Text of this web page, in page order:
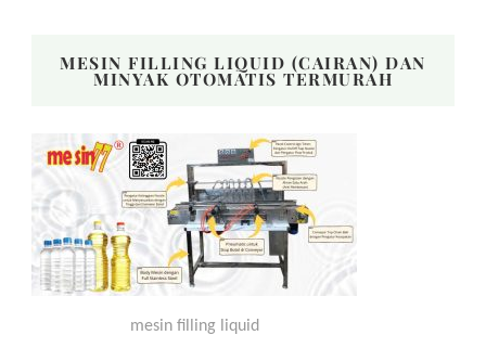
MESIN FILLING LIQUID (CAIRAN) DAN
MINYAK OTOMATIS TERMURAH
mesin filling liquid